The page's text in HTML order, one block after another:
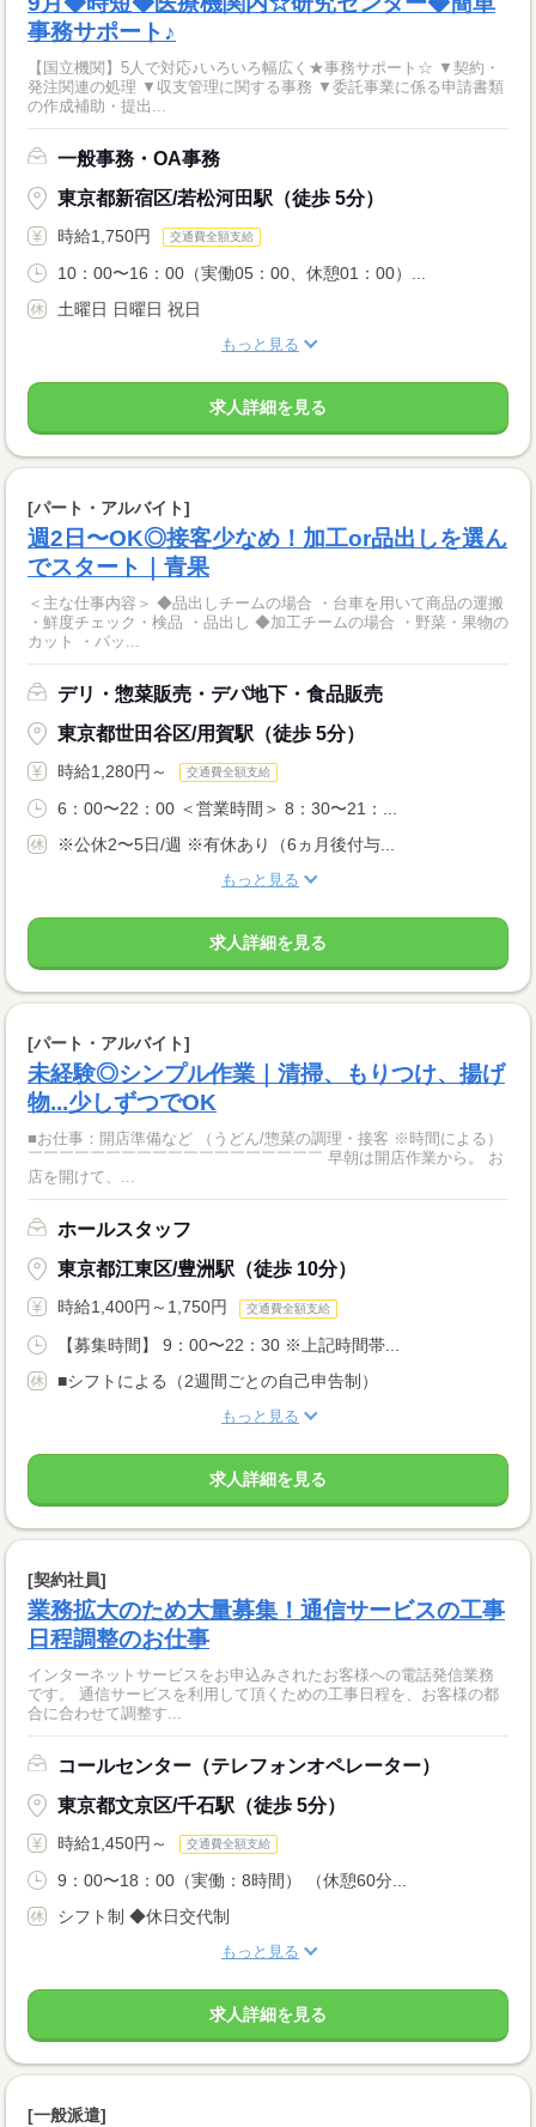
事務サポート♪
【国立機関】5人で対応♪いろいろ幅広く★事務サポート☆ ▼契約・
発注関連の処理 ▼収支管理に関する事務 ▼委託事業に係る申請書類
の作成補助・提出...
一般事務・OA事務
東京都新宿区/若松河田駅（徒歩 5分）
時給1,750円 交通費全額支給
10：00〜16：00（実働05：00、休憩01：00）...
土曜日 日曜日 祝日
もっと見る
求人詳細を見る
[パート・アルバイト]
週2日〜OK◎接客少なめ！加工or品出しを選ん
でスタート｜青果
＜主な仕事内容＞ ◆品出しチームの場合 ・台車を用いて商品の運搬
・鮮度チェック・検品 ・品出し ◆加工チームの場合 ・野菜・果物の
カット ・パッ...
デリ・惣菜販売・デパ地下・食品販売
東京都世田谷区/用賀駅（徒歩 5分）
時給1,280円～ 交通費全額支給
6：00〜22：00 ＜営業時間＞ 8：30〜21：...
※公休2〜5日/週 ※有休あり（6ヵ月後付与...
もっと見る
求人詳細を見る
[パート・アルバイト]
未経験◎シンプル作業｜清掃、もりつけ、揚げ
物...少しずつでOK
■お仕事：開店準備など （うどん/惣菜の調理・接客 ※時間による）
￣￣￣￣￣￣￣￣￣￣￣￣￣￣￣￣￣￣￣ 早朝は開店作業から。 お
店を開けて、...
ホールスタッフ
東京都江東区/豊洲駅（徒歩 10分）
時給1,400円～1,750円 交通費全額支給
【募集時間】 9：00〜22：30 ※上記時間帯...
■シフトによる（2週間ごとの自己申告制）
もっと見る
求人詳細を見る
[契約社員]
業務拡大のため大量募集！通信サービスの工事
日程調整のお仕事
インターネットサービスをお申込みされたお客様への電話発信業務
です。 通信サービスを利用して頂くための工事日程を、お客様の都
合に合わせて調整す...
コールセンター（テレフォンオペレーター）
東京都文京区/千石駅（徒歩 5分）
時給1,450円～ 交通費全額支給
9：00〜18：00（実働：8時間） （休憩60分...
シフト制 ◆休日交代制
もっと見る
求人詳細を見る
[一般派遣]